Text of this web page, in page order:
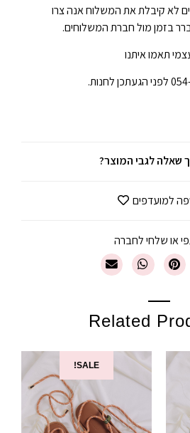
לא קיבלת את המשלוח אנה צרו
בזמן מול חברת המשלוחים.
תאמו איתנו
שאלה לגבי המוצר?
למועדפים
או שלחי לחברה
Related
SALE!